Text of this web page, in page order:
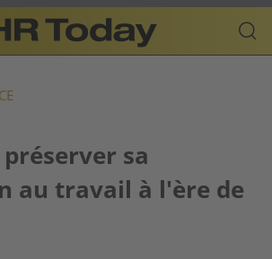
sa
au travail à l'ère de